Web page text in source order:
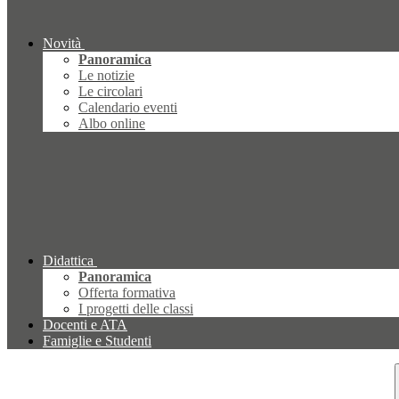
Novità
Panoramica
Le notizie
Le circolari
Calendario eventi
Albo online
Didattica
Panoramica
Offerta formativa
I progetti delle classi
Docenti e ATA
Famiglie e Studenti